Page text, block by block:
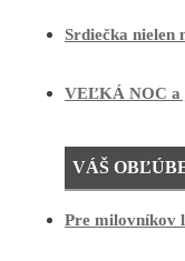
Srdiečka nielen
VEĽKÁ NOC a
VÁŠ
Pre milovníkov